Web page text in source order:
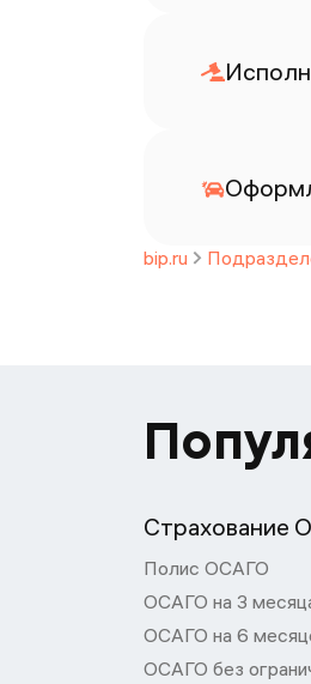
bip.ru
Страхование
Полис ОСАГО
ОСАГО на 3
ОСАГО на 6
ОСАГО без